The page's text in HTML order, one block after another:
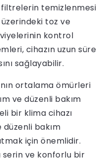
temizlenmesi
toz ve
kontrol
cihazın uzun süre
sağlayabilir.
ortalama ömürleri
ve düzenli bakım
bir klima cihazı
bakım
için önemlidir.
serin ve konforlu bir